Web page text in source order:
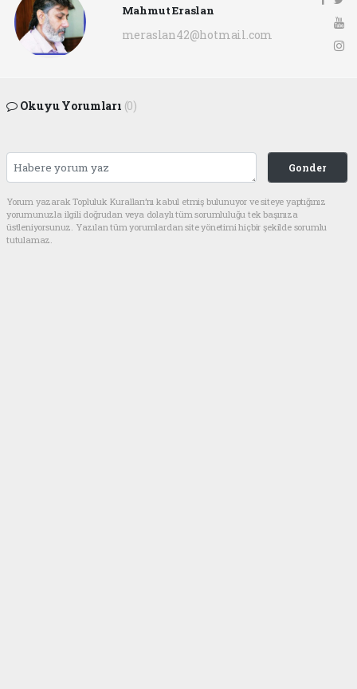
Mahmut Eraslan
meraslan42@hotmail.com
Okuyu Yorumları (0)
Gonder
Yorum yazarak Topluluk Kuralları’nı kabul etmiş bulunuyor ve siteye yaptığınız
yorumunuzla ilgili doğrudan veya dolaylı tüm sorumluluğu tek başınıza
üstleniyorsunuz. Yazılan tüm yorumlardan site yönetimi hiçbir şekilde sorumlu
tutulamaz.